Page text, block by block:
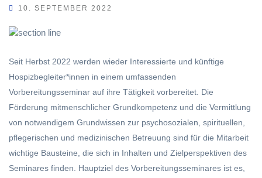
10. SEPTEMBER 2022
Seit Herbst 2022 werden wieder Interessierte und künftige
Hospizbegleiter*innen in einem umfassenden
Vorbereitungsseminar auf ihre Tätigkeit vorbereitet. Die
Förderung mitmenschlicher Grundkompetenz und die Vermittlung
von notwendigem Grundwissen zur psychosozialen, spirituellen,
pflegerischen und medizinischen Betreuung sind für die Mitarbeit
wichtige Bausteine, die sich in Inhalten und Zielperspektiven des
Seminares finden. Hauptziel des Vorbereitungsseminares ist es,